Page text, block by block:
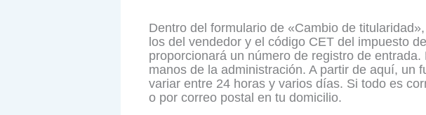
Dentro del formulario de «Cambio de
los del vendedor y el código CET del impuesto
proporcionará un número de registro de
manos de la administración. A partir de aquí, un
variar entre 24 horas y varios días. Si todo es
o por correo postal en tu domicilio.